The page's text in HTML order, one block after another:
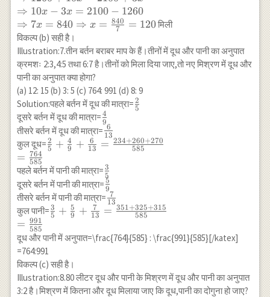
\frac{30}
{100} \\
\Rightarrow
126+x=
(700+2 x)
\frac{\times
3}{10} \\
\Rightarrow
1260+10
x=2100+3 x
\\
\Rightarrow
10 x-3
x=2100-1260
\\
\Rightarrow
7 x=840
\Rightarrow
x=\frac{840}
{7}=120
⇒ 10x − 3x = 2100 − 1260
⇒ 7x = 840 ⇒ x = 7
840 = 120मिली
विकल्प (b) सही है।
Illustration:7.तीन बर्तन बराबर माप के हैं।तीनों में दूध और पानी का अनुपात
क्रमशः 2:3,4:5 तथा 6:7 है।तीनों को मिला दिया जाए,तो नए मिश्रण में दूध और
पानी का अनुपात क्या होगा?
(a) 12: 15 (b) 3: 5 (c) 764: 991 (d) 8: 9
Solution:पहले बर्तन में दूध की मात्रा=\frac{2}
5
2
दूसरे बर्तन में दूध की मात्रा=\frac{4}
{9}
9
4
तीसरे बर्तन में दूध की मात्रा=\frac{6}
{13}
13
6
कुल दूध=\frac{2}{5}+\frac{4}
{13}=\frac{234+260+270}
{585} \\ =\frac{764}{585}
5
2 + 9
4 + 13
6 = 585
234+260+270
= 585
764
पहले बर्तन में पानी की मात्रा=\frac{3}
{5}
5
3
दूसरे बर्तन में पानी की मात्रा=\frac{5}
{9}
9
5
तीसरे बर्तन में पानी की मात्रा=\frac{7}
{13}
13
7
कुल पानी=\frac{3}{5}+\frac{5}
{13}=\frac{351+325+315}
5
3 + 9
5 + 13
7 = 585
351+325+315
= 585
991
दूध और पानी में अनुपात=\frac{764}{585} : \frac{991}{585}[/katex]
=764:991
विकल्प (c) सही है।
Illustration:8.80 लीटर दूध और पानी के मिश्रण में दूध और पानी का अनुपात
3:2 है।मिश्रण में कितना और दूध मिलाया जाए कि दूध,पानी का दोगुना हो जाए?